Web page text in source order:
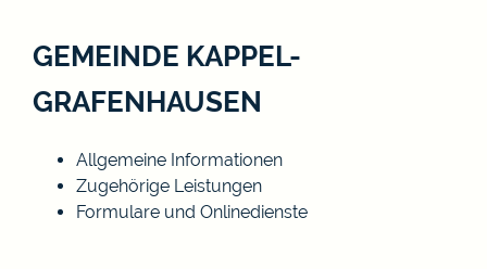
GEMEINDE KAPPEL-
GRAFENHAUSEN
Allgemeine Informationen
Zugehörige Leistungen
Formulare und Onlinedienste